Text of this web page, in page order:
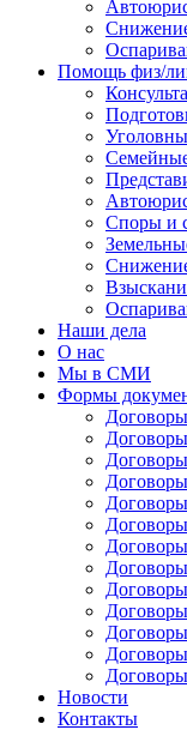
Помощь физ/
Споры и
Наши дела
О нас
Мы в СМИ
Формы
Новости
Контакты